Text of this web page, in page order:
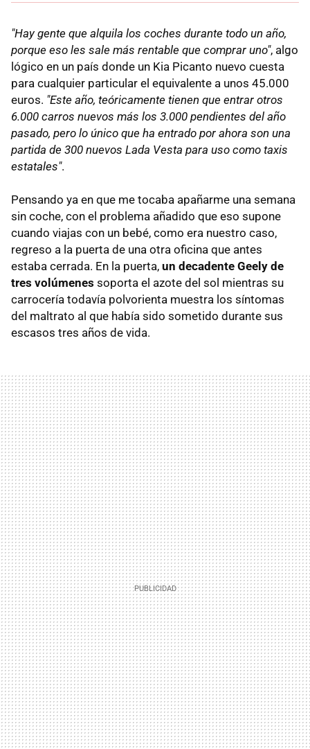
"Hay gente que alquila los coches durante todo un año,
porque eso les sale más rentable que comprar uno", algo
lógico en un país donde un Kia Picanto nuevo cuesta
para cualquier particular el equivalente a unos 45.000
euros. "Este año, teóricamente tienen que entrar otros
6.000 carros nuevos más los 3.000 pendientes del año
pasado, pero lo único que ha entrado por ahora son una
partida de 300 nuevos Lada Vesta para uso como taxis
estatales".
Pensando ya en que me tocaba apañarme una semana
sin coche, con el problema añadido que eso supone
cuando viajas con un bebé, como era nuestro caso,
regreso a la puerta de una otra oficina que antes
estaba cerrada. En la puerta, un decadente Geely de
tres volúmenes soporta el azote del sol mientras su
carrocería todavía polvorienta muestra los síntomas
del maltrato al que había sido sometido durante sus
escasos tres años de vida.